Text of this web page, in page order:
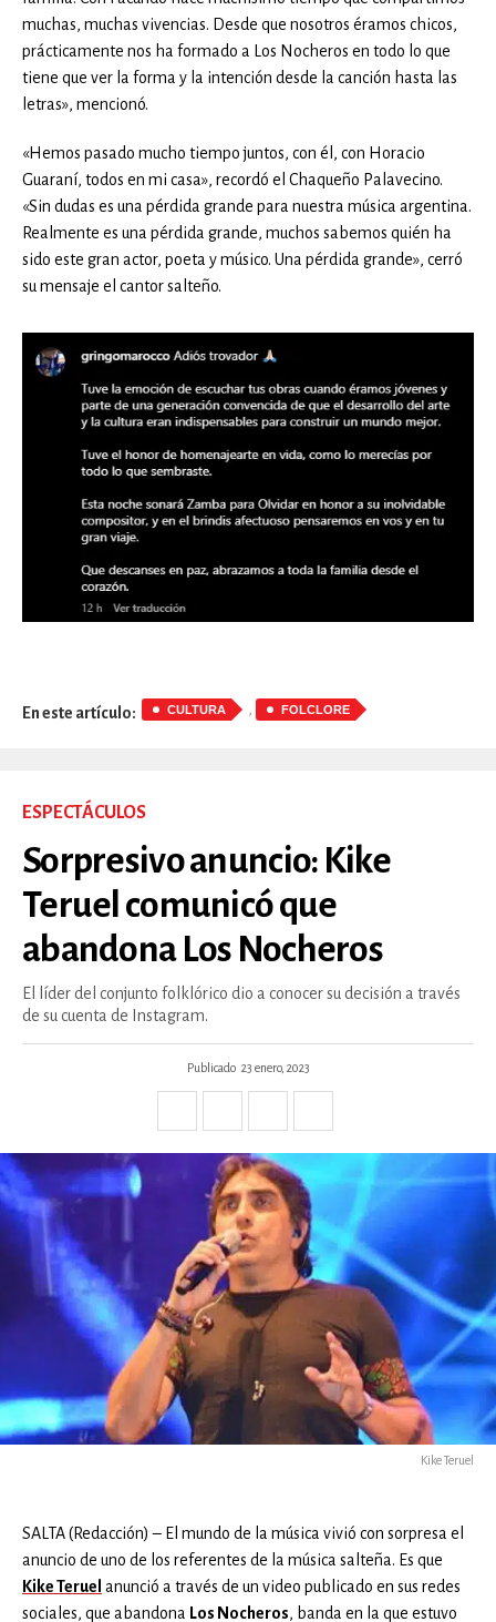
muchas, muchas vivencias. Desde que nosotros éramos chicos,
prácticamente nos ha formado a Los Nocheros en todo lo que
tiene que ver la forma y la intención desde la canción hasta las
letras», mencionó.
«Hemos pasado mucho tiempo juntos, con él, con Horacio
Guaraní, todos en mi casa», recordó el Chaqueño Palavecino.
«Sin dudas es una pérdida grande para nuestra música argentina.
Realmente es una pérdida grande, muchos sabemos quién ha
sido este gran actor, poeta y músico. Una pérdida grande», cerró
su mensaje el cantor salteño.
En este artículo: CULTURA , FOLCLORE
ESPECTÁCULOS
Sorpresivo anuncio: Kike
Teruel comunicó que
abandona Los Nocheros
El líder del conjunto folklórico dio a conocer su decisión a través
de su cuenta de Instagram.
Publicado 23 enero, 2023
Kike Teruel
SALTA (Redacción) – El mundo de la música vivió con sorpresa el
anuncio de uno de los referentes de la música salteña. Es que
Kike Teruel anunció a través de un video publicado en sus redes
sociales, que abandona Los Nocheros, banda en la que estuvo